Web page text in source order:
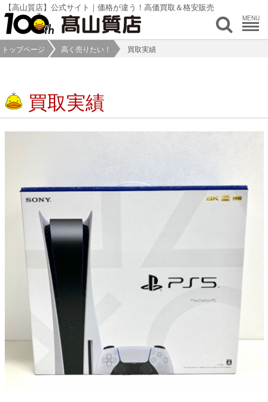
【高山質店】公式サイト｜価格が違う！高価買取＆格安販売
MENU
トップページ 高く売りたい！ 買取実績
買取実績